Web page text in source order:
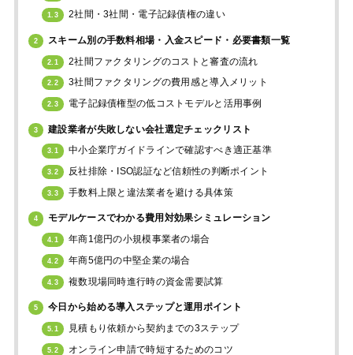
1.3 2社間・3社間・電子記録債権の違い
2 スキーム別の手数料相場・入金スピード・必要書類一覧
2.1 2社間ファクタリングのコストと審査の流れ
2.2 3社間ファクタリングの費用感と導入メリット
2.3 電子記録債権型の低コストモデルと活用事例
3 建設業者が失敗しない会社選定チェックリスト
3.1 中小企業庁ガイドラインで確認すべき適正基準
3.2 反社排除・ISO認証など信頼性の判断ポイント
3.3 手数料上限と違法業者を避ける具体策
4 モデルケースでわかる費用対効果シミュレーション
4.1 年商1億円の小規模事業者の場合
4.2 年商5億円の中堅企業の場合
4.3 複数現場同時進行時の資金需要試算
5 今日から始める導入ステップと運用ポイント
5.1 見積もり依頼から契約までの3ステップ
5.2 オンライン申請で時短するためのコツ